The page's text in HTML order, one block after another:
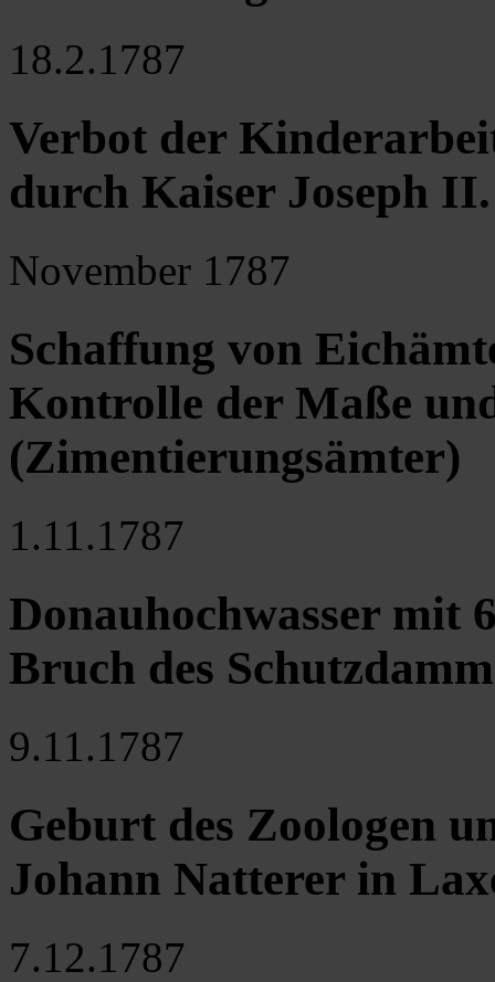
18.2.1787
Verbot der
durch Kaiser Joseph II.
November 1787
Schaffung von
Kontrolle der Maße
(Zimentierungsämter)
1.11.1787
Donauhochwasser mit
Bruch des
9.11.1787
Geburt des Zoologen
Johann Natterer in
7.12.1787